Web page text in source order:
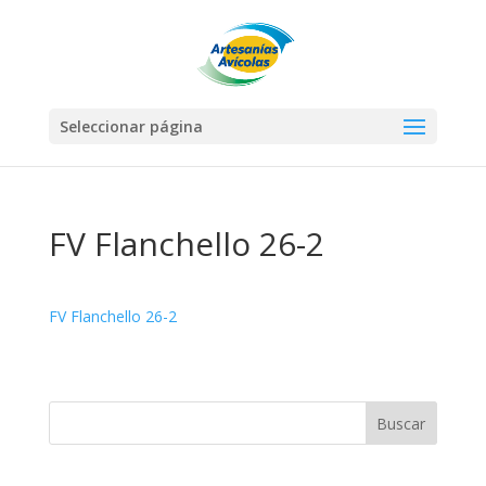
Seleccionar página
FV Flanchello 26-2
FV Flanchello 26-2